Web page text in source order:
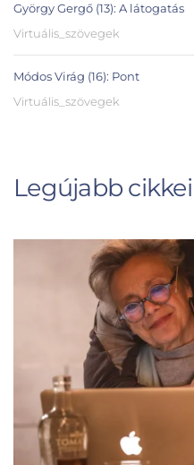
György Gergő (13): A látogatás
Virtuális_szövegek
Módos Virág (16): Pont
Virtuális_szövegek
Legújabb